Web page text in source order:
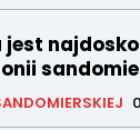
jest